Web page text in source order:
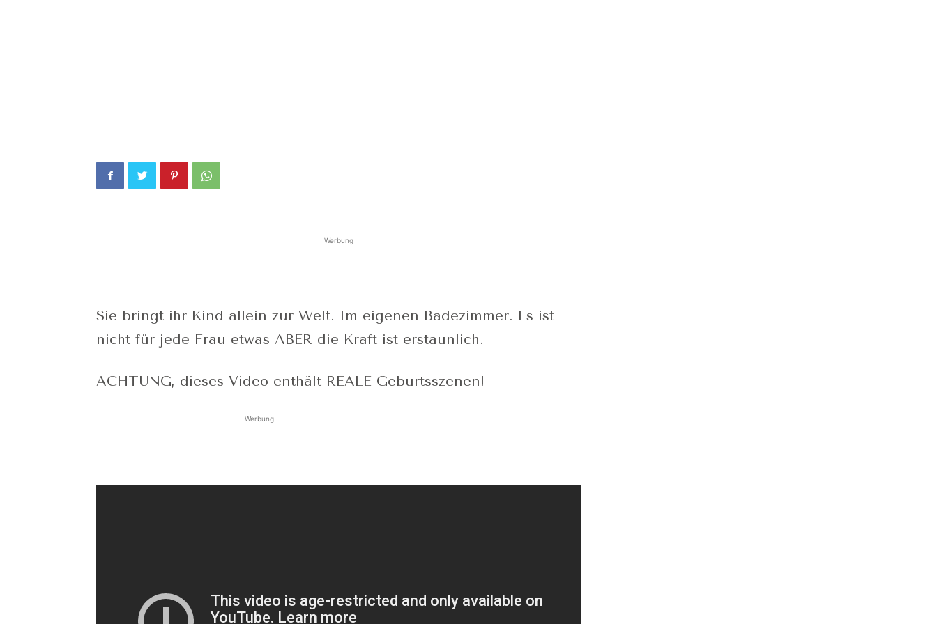
Werbung
Sie bringt ihr Kind allein zur Welt. Im eigenen Badezimmer. Es ist
nicht für jede Frau etwas ABER die Kraft ist erstaunlich.
ACHTUNG, dieses Video enthält REALE Geburtsszenen!
Werbung